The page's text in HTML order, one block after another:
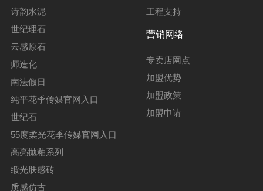
诗韵水泥
世纪理石
云感原石
师造化
南法假日
纯平花季传媒官网入口
世纪石
55度柔光花季传媒官网入口
高亮抛釉系列
缎光肤感砖
质感仿古
工程支持
营销网络
专卖店网点
加盟优势
加盟政策
加盟申请